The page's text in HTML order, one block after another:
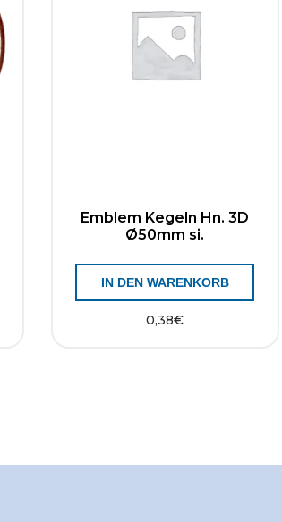
Emblem Kegeln Hn. 3D
Ø50mm si.
0,38€
IN DEN WARENKORB